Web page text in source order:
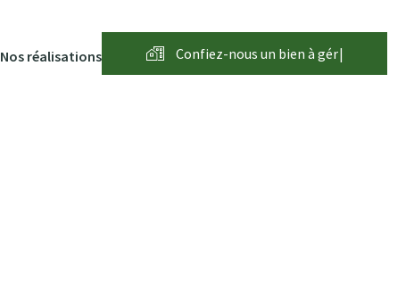
Nos réalisations Confiez-nous un bien àgérer